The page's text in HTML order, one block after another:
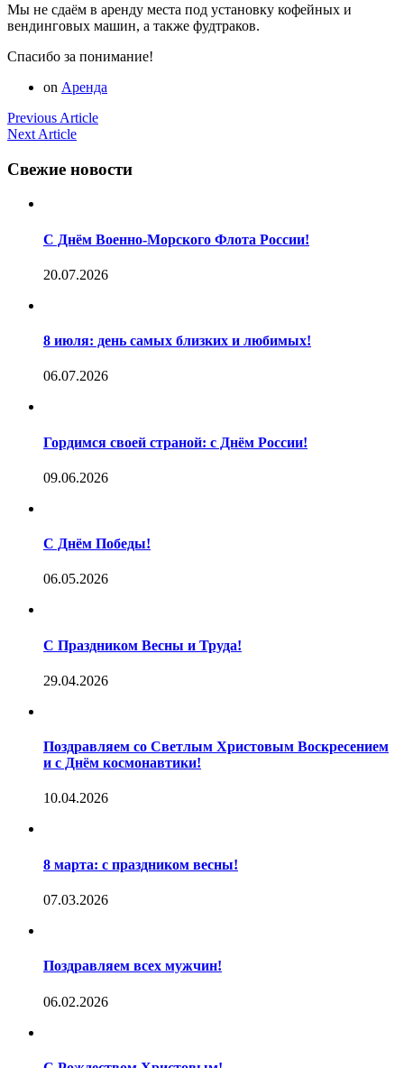
Мы не сдаём в аренду места под установку кофейных и
вендинговых машин, а также фудтраков.
Спасибо за понимание!
on Аренда
Навигация
по
записям
Previous ArticlePrevious
Next ArticleNext
Свежие новости
С Днём Военно-Морского Флота России!
20.07.2026
8 июля: день самых близких и любимых!
06.07.2026
Гордимся своей страной: с Днём России!
09.06.2026
С Днём Победы!
06.05.2026
С Праздником Весны и Труда!
29.04.2026
Поздравляем со Светлым Христовым Воскресением
и с Днём космонавтики!
10.04.2026
8 марта: с праздником весны!
07.03.2026
Поздравляем всех мужчин!
06.02.2026